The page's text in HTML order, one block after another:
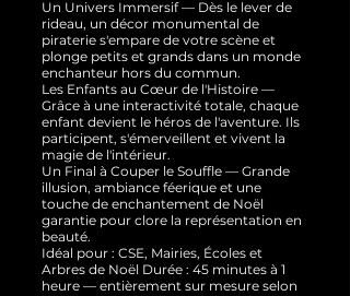
Un Univers Immersif — Dès le lever de
rideau, un décor monumental de
piraterie s'empare de votre scène et
plonge petits et grands dans un monde
enchanteur hors du commun.
Les Enfants au Cœur de l'Histoire —
Grâce à une interactivité totale, chaque
enfant devient le héros de l'aventure. Ils
participent, s'émerveillent et vivent la
magie de l'intérieur.
Un Final à Couper le Souffle — Grande
illusion, ambiance féerique et une
touche de enchantement de Noël
garantie pour clore la représentation en
beauté.
Idéal pour : CSE, Mairies, Écoles et
Arbres de Noël Durée : 45 minutes à 1
heure — entièrement sur mesure selon